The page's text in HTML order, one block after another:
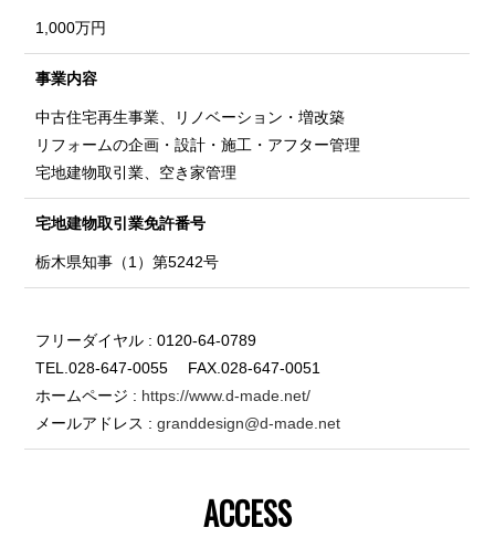
1,000万円
事業内容
中古住宅再生事業、リノベーション・増改築
リフォームの企画・設計・施工・アフター管理
宅地建物取引業、空き家管理
宅地建物取引業免許番号
栃木県知事（1）第5242号
フリーダイヤル : 0120-64-0789
TEL.028-647-0055 FAX.028-647-0051
ホームページ : https://www.d-made.net/
メールアドレス :granddesign@d-made.net
ACCESS